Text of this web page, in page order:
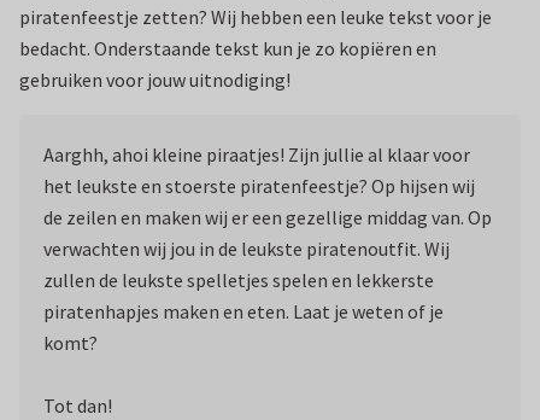
piratenfeestje zetten? Wij hebben een leuke tekst voor je
bedacht. Onderstaande tekst kun je zo kopiëren en
gebruiken voor jouw uitnodiging!
Aarghh, ahoi kleine piraatjes! Zijn jullie al klaar voor
het leukste en stoerste piratenfeestje? Op hijsen wij
de zeilen en maken wij er een gezellige middag van. Op
verwachten wij jou in de leukste piratenoutfit. Wij
zullen de leukste spelletjes spelen en lekkerste
piratenhapjes maken en eten. Laat je weten of je
komt?
Tot dan!